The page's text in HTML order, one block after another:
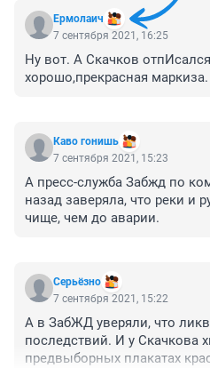
Ермолаич
7 сентября 2021, 16:25
Ну вот. А Скачков
хорошо,прекрасная маркиза.
Каво гонишь
7 сентября 2021, 15:23
А пресс-служба Забжд по
назад заверяла, что реки и
чище, чем до аварии.
Серьёзно
7 сентября 2021, 15:22
А в ЗабЖД уверяли, что
последствий. И у Скачкова
предвыборных плакатах